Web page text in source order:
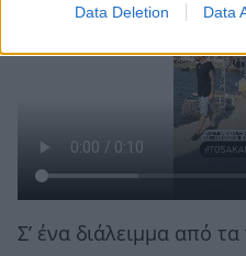
Data Deletion Data
Σ’ ένα διάλειμμα από